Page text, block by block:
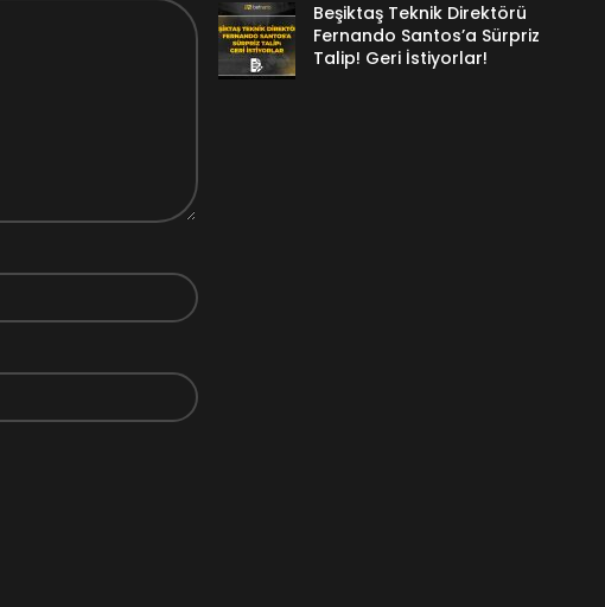
Beşiktaş Teknik Direktörü
Fernando Santos’a Sürpriz
Talip! Geri İstiyorlar!